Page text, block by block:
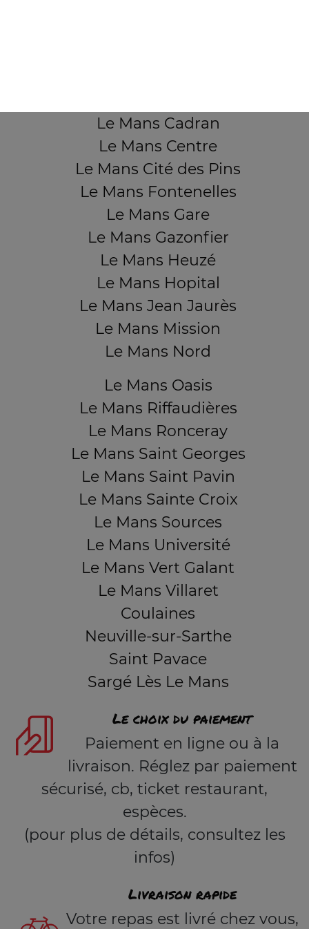
Le Mans Cadran
Le Mans Centre
Le Mans Cité des Pins
Le Mans Fontenelles
Le Mans Gare
Le Mans Gazonfier
Le Mans Heuzé
Le Mans Hopital
Le Mans Jean Jaurès
Le Mans Mission
Le Mans Nord
Le Mans Oasis
Le Mans Riffaudières
Le Mans Ronceray
Le Mans Saint Georges
Le Mans Saint Pavin
Le Mans Sainte Croix
Le Mans Sources
Le Mans Université
Le Mans Vert Galant
Le Mans Villaret
Coulaines
Neuville-sur-Sarthe
Saint Pavace
Sargé Lès Le Mans
Le choix du paiement
Paiement en ligne ou à la
livraison. Réglez par paiement
sécurisé, cb, ticket restaurant,
espèces.
(pour plus de détails, consultez les
infos)
Livraison rapide
Votre repas est livré chez vous,